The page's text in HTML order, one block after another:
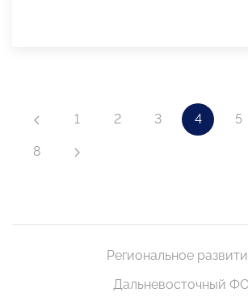
1 2 3 4 5
8
Региональное
Дальневосточный